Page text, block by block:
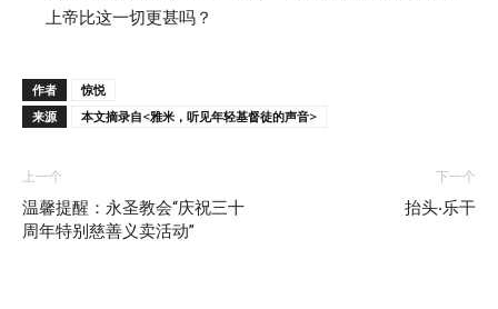
上帝比这一切更甚吗？
作者
惊悦
来源
本文摘录自<雅米，听见年轻基督徒的声音>
上一个
温馨提醒：永圣教会“庆祝三十
周年特别慈善义卖活动”
下一个
抬头‧乐干